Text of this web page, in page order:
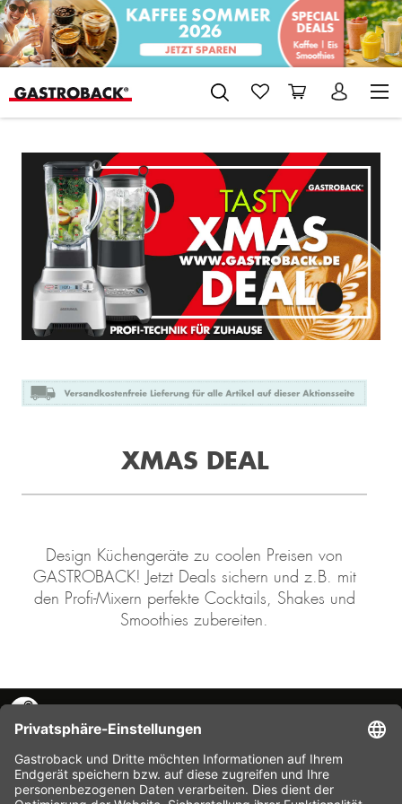
XMAS DEAL
Design Küchengeräte zu coolen Preisen von
GASTROBACK! Jetzt Deals sichern und z.B. mit
den Profi-Mixern perfekte Cocktails, Shakes und
Smoothies zubereiten.
SERVICE HOTLINE